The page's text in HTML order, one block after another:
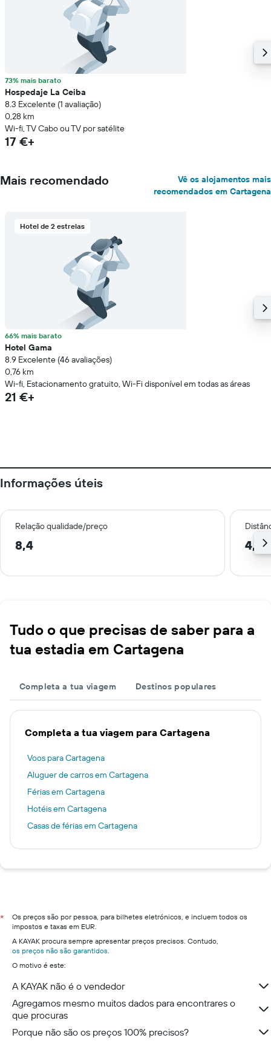
73% mais barato
Hospedaje La Ceiba
8.3 Excelente (1 avaliação)
0,28 km
Wi-fi, TV Cabo ou TV por satélite
17 €+
Mais recomendado
Vê os alojamentos mais
recomendados em Cartagena
Hotel de 2 estrelas
66% mais barato
Hotel Gama
8.9 Excelente (46 avaliações)
0,76 km
Wi-fi, Estacionamento gratuito, Wi-Fi disponível em todas as áreas
21 €+
Informações úteis
Relação qualidade/preço
8,4 4,1
Tudo o que precisas de saber para a
tua estadia em Cartagena
Completa a tua viagem Destinos populares
Completa a tua viagem para Cartagena
Voos para Cartagena
Aluguer de carros em Cartagena
Férias em Cartagena
Hotéis em Cartagena
Casas de férias em Cartagena
*
Os preços são por pessoa, para bilhetes eletrónicos, e incluem todos os
impostos e taxas em EUR.
A KAYAK procura sempre apresentar preços precisos. Contudo,
os preços não são garantidos.
O motivo é este:
A KAYAK não é o vendedor
Agregamos mesmo muitos dados para encontrares o
que procuras
Porque não são os preços 100% precisos?